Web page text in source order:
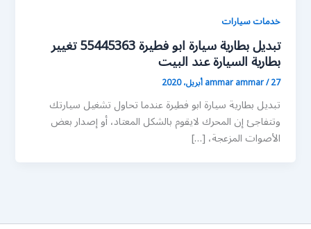
خدمات سيارات
تبديل بطارية سيارة ابو فطيرة 55445363 تغيير
بطارية السيارة عند البيت
ammar ammar/27 أبريل، 2020
تبديل بطارية سيارة ابو فطيرة عندما تحاول تشغيل سيارتك
وتتفاجئ إن المحرك لايقوم بالشكل المعتاد، أو إصدار بعض
الأصوات المزعجة، […]